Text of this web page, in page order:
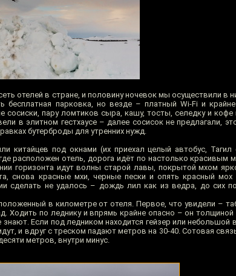
отелей в стране, и половину ночевок мы осуществили в
бесплатная парковка, но везде – платный Wi-Fi и
сосиски, пару ломтиков сыра, кашу, тосты, селедку и кофе
в элитном гестхаусе – далее сосисок не предлагали,
бутерброды для утренних нужд.
китайцев под окнами (их приехал целый автобус, Тагил
расположен отель, дорога идёт по настолько красивым
горизонта идут волны старой лавы, покрытой мхом
снова красные мхи, черные пески и опять красный мох
сделать не удалось – дождь лил как из ведра, до сих
в километре от отеля. Первое, что увидели –
Ходить по леднику и впрямь крайне опасно – он толщиной
Если под ледником находится гейзер или небольшой
и вдруг с треском падают метров на 30-40. Сотовая
метров, внутри минус.